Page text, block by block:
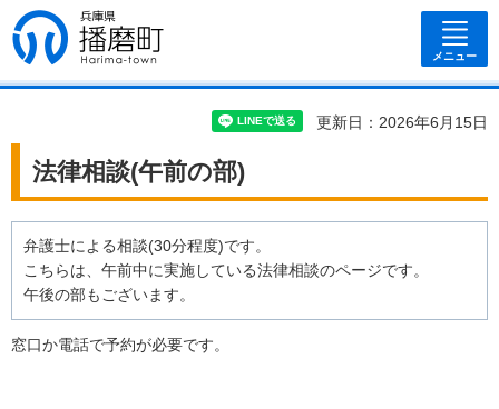
兵庫県 播磨
町
メニュー
更新日：2026年6月15日
法律相談(午前の部)
弁護士による相談(30分程度)です。
こちらは、午前中に実施している法律相談のページです。
午後の部もございます。
窓口か電話で予約が必要です。